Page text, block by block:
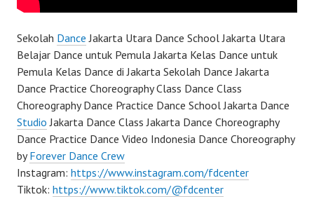
Sekolah Dance Jakarta Utara Dance School Jakarta Utara
Belajar Dance untuk Pemula Jakarta Kelas Dance untuk
Pemula Kelas Dance di Jakarta Sekolah Dance Jakarta
Dance Practice Choreography Class Dance Class
Choreography Dance Practice Dance School Jakarta Dance
Studio Jakarta Dance Class Jakarta Dance Choreography
Dance Practice Dance Video Indonesia Dance Choreography
byForever Dance Crew
Instagram: https://www.instagram.com/fdcenter
Tiktok: https://www.tiktok.com/@fdcenter